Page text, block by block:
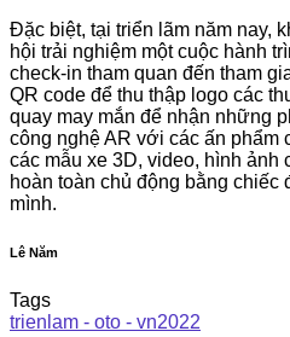
Đặc biệt, tại triển lãm năm nay,
hội trải nghiệm một cuộc hành
check-in tham quan đến tham
QR code để thu thập logo các
quay may mắn để nhận những
công nghệ AR với các ấn phẩm
các mẫu xe 3D, video, hình ảnh
hoàn toàn chủ động bằng chiếc
mình.
Lê Năm
Tags
trienlam - oto - vn2022